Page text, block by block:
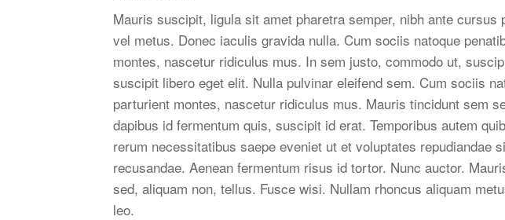
Mauris suscipit, ligula sit amet pharetra semper, nibh ante
vel metus. Donec iaculis gravida nulla. Cum sociis natoque
montes, nascetur ridiculus mus. In sem justo, commodo ut,
suscipit libero eget elit. Nulla pulvinar eleifend sem. Cum sociis
parturient montes, nascetur ridiculus mus. Mauris tincidunt sem
dapibus id fermentum quis, suscipit id erat. Temporibus autem
rerum necessitatibus saepe eveniet ut et voluptates repudiandae
recusandae. Aenean fermentum risus id tortor. Nunc auctor.
sed, aliquam non, tellus. Fusce wisi. Nullam rhoncus aliquam
leo.